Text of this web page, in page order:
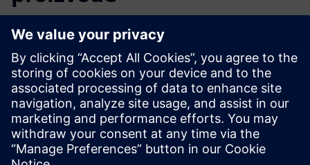
Dodatne informacije i resursi
Saznajte više
Preduvjeti
nijedan